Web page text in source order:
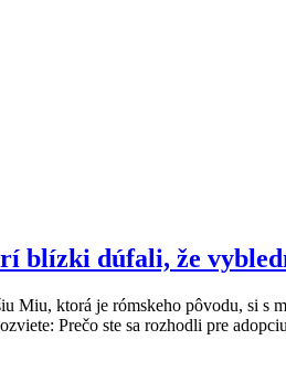
blízki dúfali, že
Miu, ktorá je rómskeho pôvodu, si
Prečo ste sa rozhodli pre